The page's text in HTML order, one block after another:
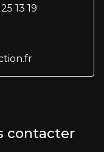
13 19
contacter